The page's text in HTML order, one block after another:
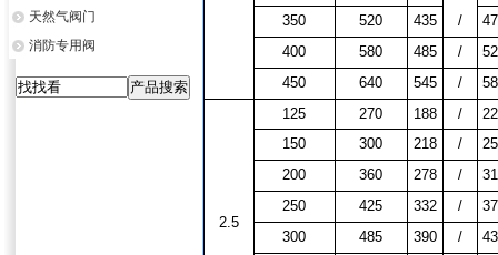
天然气阀门
消防专用阀
350
520 435 /
400
580 485 /
450
640 545 /
2.5
125 270 188 /
150
300 218 /
200
360 278 /
250
425 332 /
300
485 390 /